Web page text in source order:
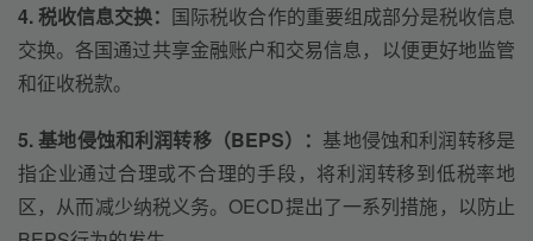
4. 税收信息交换： 国际税收合作的重要组成部分是税收信息
交换。各国通过共享金融账户和交易信息，以便更好地监管
和征收税款。
5. 基地侵蚀和利润转移（BEPS）： 基地侵蚀和利润转移是
指企业通过合理或不合理的手段，将利润转移到低税率地
区，从而减少纳税义务。OECD提出了一系列措施，以防止